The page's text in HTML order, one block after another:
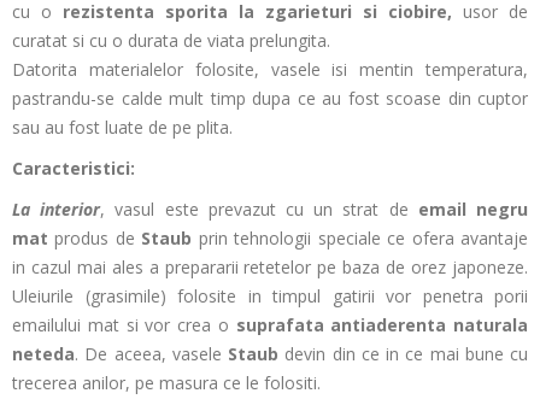
cu o rezistenta sporita la zgarieturi si ciobire, usor de
curatat si cu o durata de viata prelungita.
Datorita materialelor folosite, vasele isi mentin temperatura,
pastrandu-se calde mult timp dupa ce au fost scoase din cuptor
sau au fost luate de pe plita.
Caracteristici:
La interior, vasul este prevazut cu un strat de email negru
mat produs de Staub prin tehnologii speciale ce ofera avantaje
in cazul mai ales a prepararii retetelor pe baza de orez japoneze.
Uleiurile (grasimile) folosite in timpul gatirii vor penetra porii
emailului mat si vor crea o suprafata antiaderenta naturala
neteda. De aceea, vasele Staub devin din ce in ce mai bune cu
trecerea anilor, pe masura ce le folositi.